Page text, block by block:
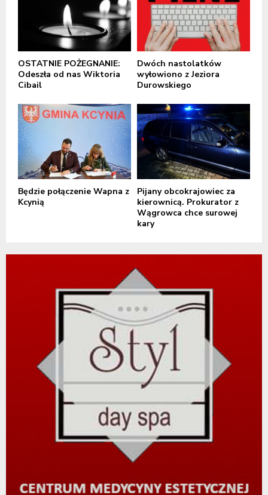
OSTATNIE POŻEGNANIE:
Odeszła od nas Wiktoria
Cibail
Dwóch nastolatków
wyłowiono z Jeziora
Durowskiego
Będzie połączenie Wapna z
Kcynią
Pijany obcokrajowiec za
kierownicą. Prokurator z
Wągrowca chce surowej
kary